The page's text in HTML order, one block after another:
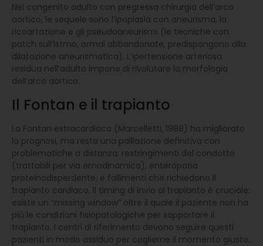
Nel congenito adulto con pregressa chirurgia dell’arco
aortico, le sequele sono l’ipoplasia con aneurisma, la
ricoartazione e gli pseudoaneurismi (le tecniche con
patch sull’istmo, ormai abbandonate, predispongono alla
dilatazione aneurismatica). L’ipertensione arteriosa
residua nell’adulto impone di rivalutare la morfologia
dell’arco aortico.
Il Fontan e il trapianto
La Fontan extracardiaca (Marcelletti, 1988) ha migliorato
la prognosi, ma resta una palliazione definitiva con
problematiche a distanza: restringimenti del condotto
(trattabili per via emodinamica), enteropatia
proteinodisperdente, e fallimenti che richiedono il
trapianto cardiaco. Il timing di invio al trapianto è cruciale:
esiste un “missing window” oltre il quale il paziente non ha
più le condizioni fisiopatologiche per sopportare il
trapianto. I centri di riferimento devono seguire questi
pazienti in modo assiduo per coglierne il momento giusto.